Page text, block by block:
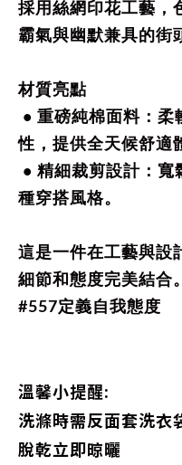
採用絲網印花工藝，
霸氣與幽默兼具的街
材質亮點
• 重磅純棉面料：柔
性，提供全天候舒適
• 精細裁剪設計：寬
種穿搭風格。
這是一件在工藝與設
細節和態度完美結合。
#557定義自我態度
溫馨小提醒:
洗滌時需反面套洗衣
脫乾立即晾曬